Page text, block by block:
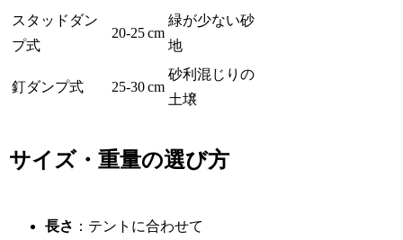
スタッドダン
プ式
20‑25 cm
緑が少ない砂
地
釘ダンプ式 25‑30 cm
砂利混じりの
土壌
サイズ・重量の選び方
長さ ：テントに合わせて